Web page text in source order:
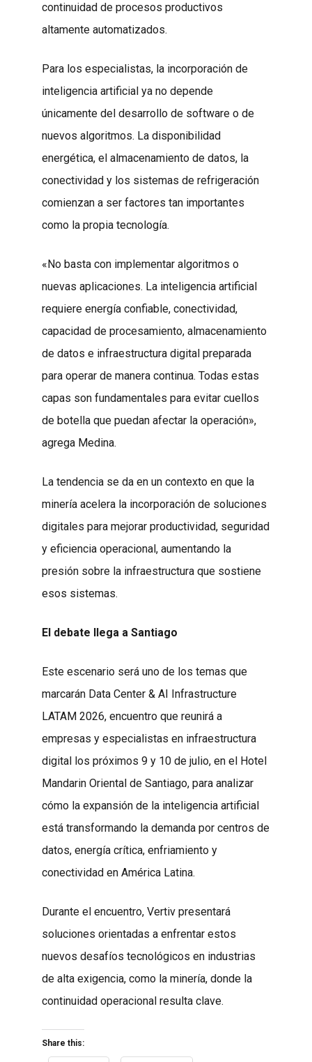
continuidad de procesos productivos
altamente automatizados.
Para los especialistas, la incorporación de
inteligencia artificial ya no depende
únicamente del desarrollo de software o de
nuevos algoritmos. La disponibilidad
energética, el almacenamiento de datos, la
conectividad y los sistemas de refrigeración
comienzan a ser factores tan importantes
como la propia tecnología.
«No basta con implementar algoritmos o
nuevas aplicaciones. La inteligencia artificial
requiere energía confiable, conectividad,
capacidad de procesamiento, almacenamiento
de datos e infraestructura digital preparada
para operar de manera continua. Todas estas
capas son fundamentales para evitar cuellos
de botella que puedan afectar la operación»,
agrega Medina.
La tendencia se da en un contexto en que la
minería acelera la incorporación de soluciones
digitales para mejorar productividad, seguridad
y eficiencia operacional, aumentando la
presión sobre la infraestructura que sostiene
esos sistemas.
El debate llega a Santiago
Este escenario será uno de los temas que
marcarán Data Center & AI Infrastructure
LATAM 2026, encuentro que reunirá a
empresas y especialistas en infraestructura
digital los próximos 9 y 10 de julio, en el Hotel
Mandarin Oriental de Santiago, para analizar
cómo la expansión de la inteligencia artificial
está transformando la demanda por centros de
datos, energía crítica, enfriamiento y
conectividad en América Latina.
Durante el encuentro, Vertiv presentará
soluciones orientadas a enfrentar estos
nuevos desafíos tecnológicos en industrias
de alta exigencia, como la minería, donde la
continuidad operacional resulta clave.
Share this: